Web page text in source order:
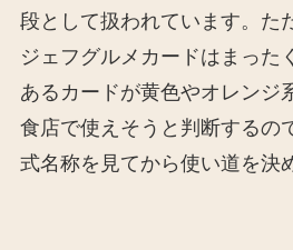
段として扱われています。た
ジェフグルメカードはまった
あるカードが黄色やオレンジ
食店で使えそうと判断するの
式名称を見てから使い道を決